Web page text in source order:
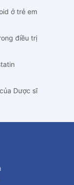
ở trẻ em
điều trị
Dược sĩ